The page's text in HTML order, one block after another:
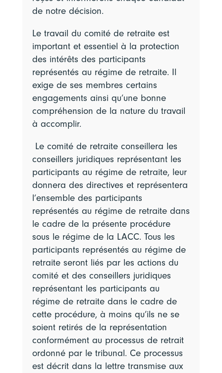
de notre décision.
Le travail du comité de retraite est
important et essentiel à la protection
des intérêts des participants
représentés au régime de retraite. Il
exige de ses membres certains
engagements ainsi qu’une bonne
compréhension de la nature du travail
à accomplir.
Le comité de retraite conseillera les
conseillers juridiques représentant les
participants au régime de retraite, leur
donnera des directives et représentera
l’ensemble des participants
représentés au régime de retraite dans
le cadre de la présente procédure
sous le régime de la LACC. Tous les
participants représentés au régime de
retraite seront liés par les actions du
comité et des conseillers juridiques
représentant les participants au
régime de retraite dans le cadre de
cette procédure, à moins qu’ils ne se
soient retirés de la représentation
conformément au processus de retrait
ordonné par le tribunal. Ce processus
est décrit dans la lettre transmise aux